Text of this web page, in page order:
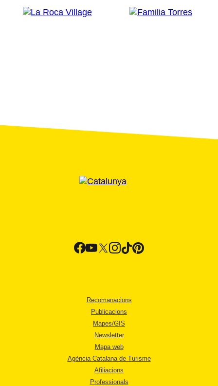
Recomanacions
Publicacions
Mapes/GIS
Newsletter
Mapa web
Agència Catalana de Turisme
Afiliacions
Professionals